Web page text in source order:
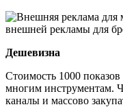
Дешевизна
Стоимость 1000
многим инструментам.
каналы и массово